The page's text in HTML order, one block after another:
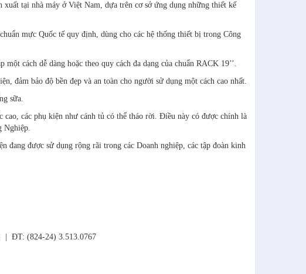
xuất tại nhà máy ở Việt Nam, dựa trên cơ sở ứng dụng những thiết kế
mực Quốc tế quy định, dùng cho các hệ thống thiết bị trong Công
cách dễ dàng hoặc theo quy cách đa dạng của chuẩn RACK 19’’.
đảm bảo độ bền đẹp và an toàn cho người sử dụng một cách cao nhất.
sữa.
các phụ kiện như cánh tủ có thể tháo rời. Điều này có được chính là
Nghiệp.
đang được sử dụng rộng rãi trong các Doanh nghiệp, các tập đoàn kinh
| ĐT: (824-24) 3.513.0767